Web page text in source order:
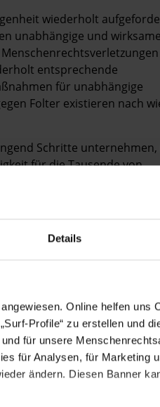
Details
Online helfen uns
Profile“ zu erstellen und
für unsere
für Analysen, für Marketing
ändern. Diesen Banner
wiederholt
unabhängige und wirksame
entsprechende
für unabhängige
Folter existieren nach
Schritte unternehmen,
für die Tausende von
endlich ein Ende gesetzt
Zeit die
Militärs. Seit 2012
Bericht vom April
Menschlichkeit begangen
einzustellen, und